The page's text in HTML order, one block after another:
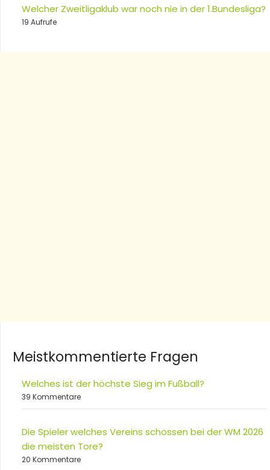
Welcher Zweitligaklub war noch nie in der 1.Bundesliga?
19 Aufrufe
Meistkommentierte Fragen
Welches ist der höchste Sieg im Fußball?
39 Kommentare
Die Spieler welches Vereins schossen bei der WM 2026
die meisten Tore?
20 Kommentare